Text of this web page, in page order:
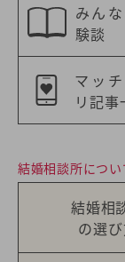
みん
験談
マッ
リ記事
結婚相談所につい
結婚相
の選